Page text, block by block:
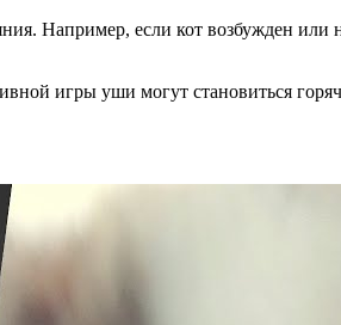
Например, если кот возбужден
игры уши могут становиться